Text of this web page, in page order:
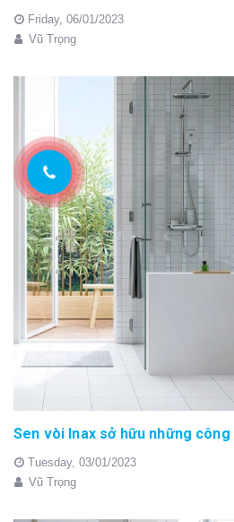
Friday, 06/01/2023
Vũ Trọng
Sen vòi Inax sở hữu những
Tuesday, 03/01/2023
Vũ Trọng